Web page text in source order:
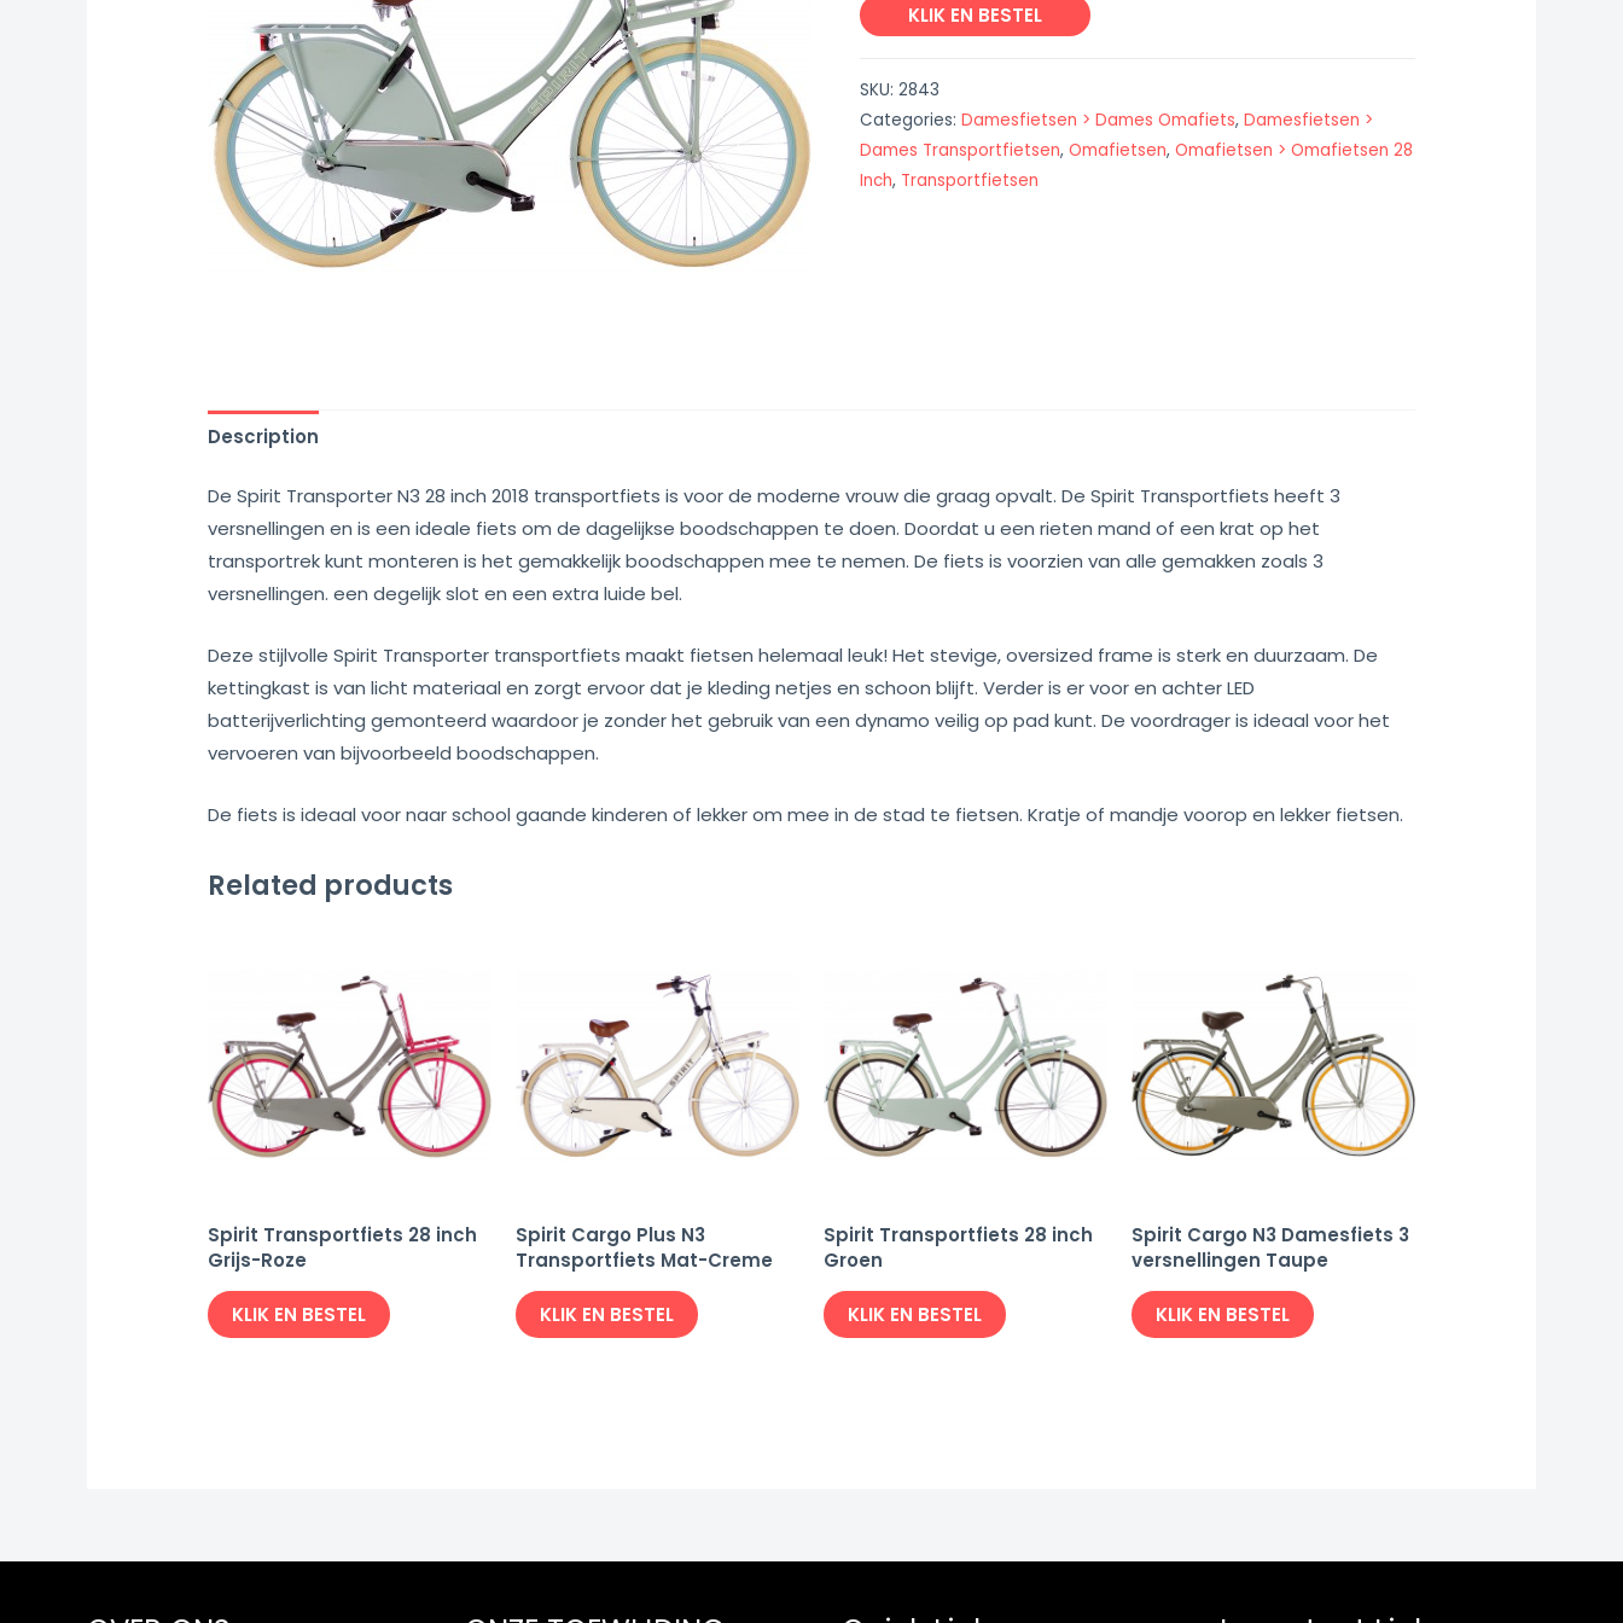
KLIK EN BESTEL
SKU: 2843
Categories: Damesfietsen > Dames Omafiets, Damesfietsen >
Dames Transportfietsen, Omafietsen, Omafietsen > Omafietsen 28
Inch, Transportfietsen
Description
De Spirit Transporter N3 28 inch 2018 transportfiets is voor de moderne vrouw die graag opvalt. De Spirit Transportfiets heeft 3
versnellingen en is een ideale fiets om de dagelijkse boodschappen te doen. Doordat u een rieten mand of een krat op het
transportrek kunt monteren is het gemakkelijk boodschappen mee te nemen. De fiets is voorzien van alle gemakken zoals 3
versnellingen. een degelijk slot en een extra luide bel.
Deze stijlvolle Spirit Transporter transportfiets maakt fietsen helemaal leuk! Het stevige, oversized frame is sterk en duurzaam. De
kettingkast is van licht materiaal en zorgt ervoor dat je kleding netjes en schoon blijft. Verder is er voor en achter LED
batterijverlichting gemonteerd waardoor je zonder het gebruik van een dynamo veilig op pad kunt. De voordrager is ideaal voor het
vervoeren van bijvoorbeeld boodschappen.
De fiets is ideaal voor naar school gaande kinderen of lekker om mee in de stad te fietsen. Kratje of mandje voorop en lekker fietsen.
Related products
Spirit Transportfiets 28 inch
Grijs-Roze
KLIK EN BESTEL
Spirit Cargo Plus N3
Transportfiets Mat-Creme
KLIK EN BESTEL
Spirit Transportfiets 28 inch
Groen
KLIK EN BESTEL
Spirit Cargo N3 Damesfiets 3
versnellingen Taupe
KLIK EN BESTEL